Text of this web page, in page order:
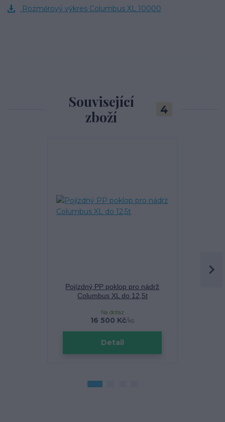
Rozměrový výkres Columbus XL 10000
Související
zboží
4
Pojízdný PP poklop pro nádrž
Columbus XL do 12,5t
16 500 Kč/ks
Na dotaz
Detail